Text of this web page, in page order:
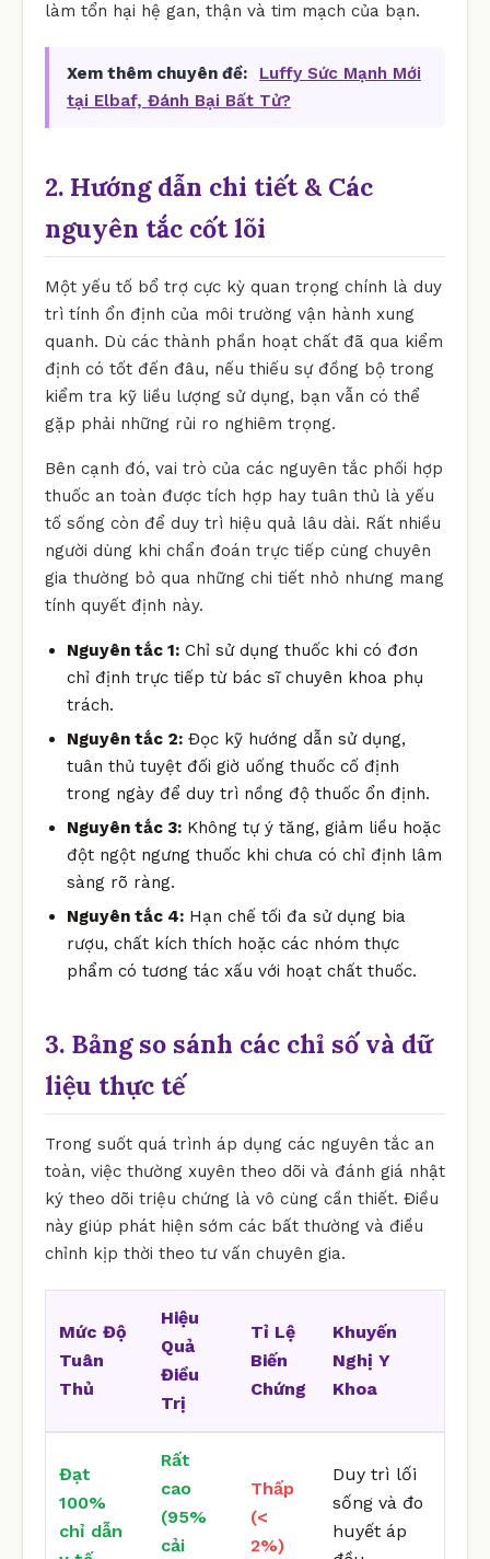
làm tổn hại hệ gan, thận và tim mạch của bạn.
Xem thêm chuyên đề:
Luffy Sức Mạnh Mới
tại Elbaf, Đánh Bại Bất Tử?
2. Hướng dẫn chi tiết & Các
nguyên tắc cốt lõi
Một yếu tố bổ trợ cực kỳ quan trọng chính là duy
trì tính ổn định của môi trường vận hành xung
quanh. Dù các thành phần hoạt chất đã qua kiểm
định có tốt đến đâu, nếu thiếu sự đồng bộ trong
kiểm tra kỹ liều lượng sử dụng, bạn vẫn có thể
gặp phải những rủi ro nghiêm trọng.
Bên cạnh đó, vai trò của các nguyên tắc phối hợp
thuốc an toàn được tích hợp hay tuân thủ là yếu
tố sống còn để duy trì hiệu quả lâu dài. Rất nhiều
người dùng khi chẩn đoán trực tiếp cùng chuyên
gia thường bỏ qua những chi tiết nhỏ nhưng mang
tính quyết định này.
Nguyên tắc 1: Chỉ sử dụng thuốc khi có đơn
chỉ định trực tiếp từ bác sĩ chuyên khoa phụ
trách.
Nguyên tắc 2: Đọc kỹ hướng dẫn sử dụng,
tuân thủ tuyệt đối giờ uống thuốc cố định
trong ngày để duy trì nồng độ thuốc ổn định.
Nguyên tắc 3: Không tự ý tăng, giảm liều hoặc
đột ngột ngưng thuốc khi chưa có chỉ định lâm
sàng rõ ràng.
Nguyên tắc 4: Hạn chế tối đa sử dụng bia
rượu, chất kích thích hoặc các nhóm thực
phẩm có tương tác xấu với hoạt chất thuốc.
3. Bảng so sánh các chỉ số và dữ
liệu thực tế
Trong suốt quá trình áp dụng các nguyên tắc an
toàn, việc thường xuyên theo dõi và đánh giá nhật
ký theo dõi triệu chứng là vô cùng cần thiết. Điều
này giúp phát hiện sớm các bất thường và điều
chỉnh kịp thời theo tư vấn chuyên gia.
Mức Độ
Tuân
Thủ
Hiệu
Quả
Điều
Trị
Tỉ Lệ
Biến
Chứng
Khuyến
Nghị Y
Khoa
Đạt
100%
chỉ dẫn
Rất
cao
(95%
cải
Thấp
(<
2%)
Duy trì lối
sống và đo
huyết áp